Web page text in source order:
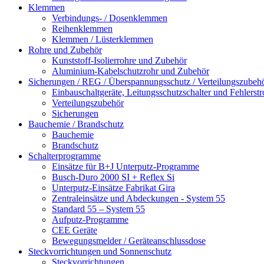
Klemmen
Verbindungs- / Dosenklemmen
Reihenklemmen
Klemmen / Lüsterklemmen
Rohre und Zubehör
Kunststoff-Isolierrohre und Zubehör
Aluminium-Kabelschutzrohr und Zubehör
Sicherungen / REG / Überspannungsschutz /
Einbauschaltgeräte, Leitungsschutzschalter und
Verteilungszubehör
Sicherungen
Bauchemie / Brandschutz
Bauchemie
Brandschutz
Schalterprogramme
Einsätze für B+J Unterputz-Programme
Busch-Duro 2000 SI + Reflex Si
Unterputz-Einsätze Fabrikat Gira
Zentraleinsätze und Abdeckungen - System 55
Standard 55 – System 55
Aufputz-Programme
CEE Geräte
Bewegungsmelder / Geräteanschlussdose
Steckvorrichtungen und Sonnenschutz
Steckvorrichtungen